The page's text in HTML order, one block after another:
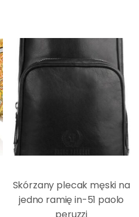
Skórzany plecak męski na
jedno ramię in-51 paolo